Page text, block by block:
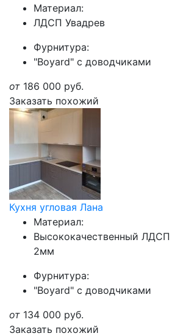
Материал:
ЛДСП Увадрев
Фурнитура:
"Boyard" с доводчиками
от 186 000 руб.
Заказать похожий
Кухня угловая Лана
Материал:
Высококачественный
2мм
Фурнитура:
"Boyard" с доводчиками
от 134 000 руб.
Заказать похожий